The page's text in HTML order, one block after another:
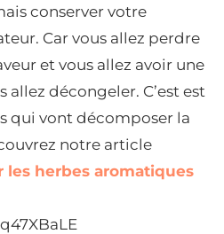
conserver votre
Car vous allez perdre
et vous allez avoir une
allez décongeler. C’est est
qui vont décomposer la
notre article
herbes aromatiques